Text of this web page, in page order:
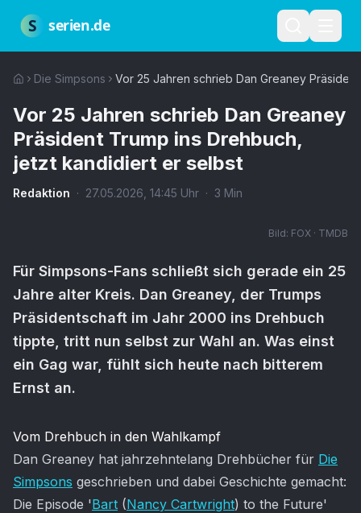
S serien.de
Die Simpsons Vor 25 Jahren schrieb Dan Greaney
Vor 25 Jahren schrieb Dan Greaney
Präsident Trump ins Drehbuch,
jetzt kandidiert er selbst
Redaktion · 27.05.2026 14:45 Uhr · 3 Min
Bild: FOX · TMDB
Für Simpsons-Fans schließt sich gerade ein 25
Jahre alter Kreis. Dan Greaney, der Trumps
Präsidentschaft im Jahr 2000 ins Drehbuch
tippte, tritt nun selbst zur Wahl an. Was einst
ein Gag war, fühlt sich heute nach bitterem
Ernst an.
Artikel-Inhalt
Vom Drehbuch in den Wahlkampf
Dan Greaney hat jahrzehntelang Drehbücher für Die
Simpsons geschrieben und dabei Geschichte gemacht:
Die Episode 'Bart (Nancy Cartwright) to the Future'
Nutzungsbedingungen